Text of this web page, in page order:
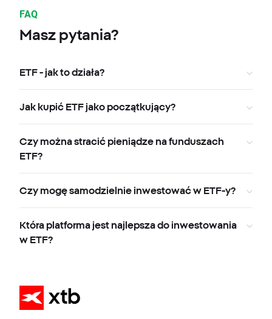
FAQ
Masz pytania?
ETF - jak to działa?
Jak kupić ETF jako początkujący?
Czy można stracić pieniądze na funduszach
ETF?
Czy mogę samodzielnie inwestować w ETF-y?
Która platforma jest najlepsza do inwestowania
w ETF?